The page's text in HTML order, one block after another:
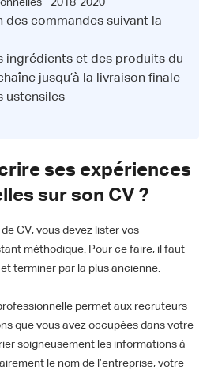
- 2018-2020
des commandes suivant la
ingrédients et des produits du
jusqu’à la livraison finale
ustensiles
ses expériences
sur son CV ?
CV, vous devez lister vos
méthodique. Pour ce faire, il faut
terminer par la plus ancienne.
permet aux recruteurs
que vous avez occupées dans votre
soigneusement les informations à
le nom de l’entreprise, votre